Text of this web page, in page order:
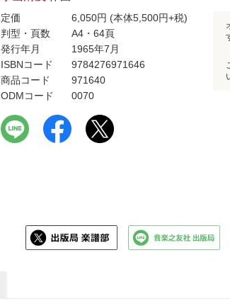
定価 6,050円 (本体5,500円+税)
判型・頁数
A4・64頁
発行年月
1965年7月
ISBNコード
9784276971646
商品コード
971640
ODMコード
0070